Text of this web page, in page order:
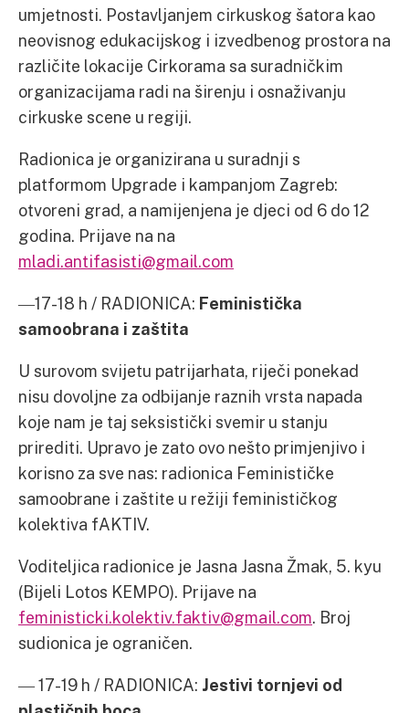
umjetnosti. Postavljanjem cirkuskog šatora kao
neovisnog edukacijskog i izvedbenog prostora na
različite lokacije Cirkorama sa suradničkim
organizacijama radi na širenju i osnaživanju
cirkuske scene u regiji.
Radionica je organizirana u suradnji s
platformom Upgrade i kampanjom Zagreb:
otvoreni grad, a namijenjena je djeci od 6 do 12
godina. Prijave na na
mladi.antifasisti@gmail.com
―17-18 h / RADIONICA: Feministička
samoobrana i zaštita
U surovom svijetu patrijarhata, riječi ponekad
nisu dovoljne za odbijanje raznih vrsta napada
koje nam je taj seksistički svemir u stanju
prirediti. Upravo je zato ovo nešto primjenjivo i
korisno za sve nas: radionica Feminističke
samoobrane i zaštite u režiji feminističkog
kolektiva fAKTIV.
Voditeljica radionice je Jasna Jasna Žmak, 5. kyu
(Bijeli Lotos KEMPO). Prijave na
feministicki.kolektiv.faktiv@gmail.com. Broj
sudionica je ograničen.
― 17-19 h / RADIONICA: Jestivi tornjevi od